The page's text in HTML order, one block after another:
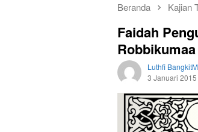
Beranda Kajian
Faidah
Robbikumaa
Luthfi
3 Januari 2015